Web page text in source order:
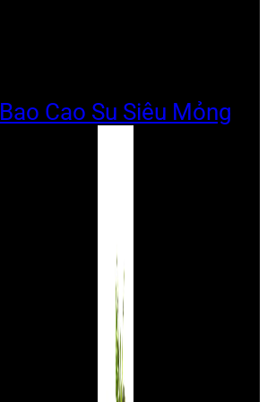
Bao Cao Su Siêu Mỏng